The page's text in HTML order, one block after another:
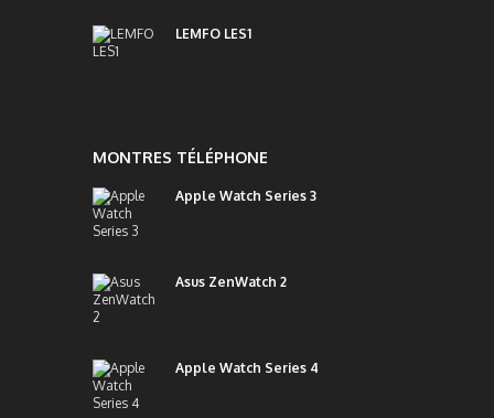
LEMFO LES1
MONTRES TÉLÉPHONE
Apple Watch Series 3
Asus ZenWatch 2
Apple Watch Series 4